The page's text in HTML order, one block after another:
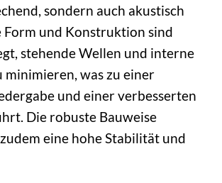
sondern auch akustisch
und Konstruktion sind
stehende Wellen und interne
minimieren, was zu einer
und einer verbesserten
Die robuste Bauweise
eine hohe Stabilität und